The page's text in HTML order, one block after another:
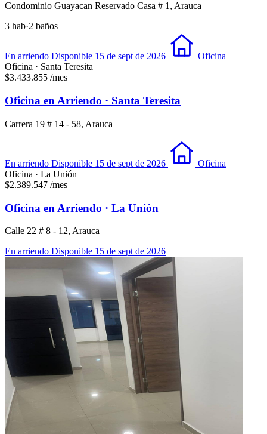
Condominio Guayacan Reservado Casa # 1, Arauca
3 hab·2 baños
En arriendo Disponible 15 de sept de 2026
Oficina
Oficina · Santa Teresita
$3.433.855 /mes
Oficina en Arriendo · Santa Teresita
Carrera 19 # 14 - 58, Arauca
En arriendo Disponible 15 de sept de 2026
Oficina
Oficina · La Unión
$2.389.547 /mes
Oficina en Arriendo · La Unión
Calle 22 # 8 - 12, Arauca
En arriendo Disponible 15 de sept de 2026